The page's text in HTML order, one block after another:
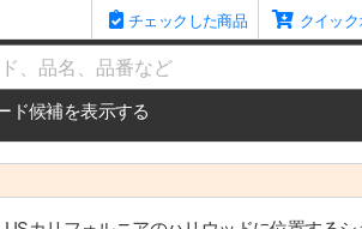
チェックした商品 クイッ
ド候補を表示する